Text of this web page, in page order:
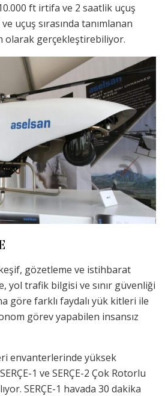
ft irtifa ve 2 saatlik uçuş
uçuş sırasında tanımlanan
olarak gerçekleştirebiliyor.
gözetleme ve istihbarat
yol trafik bilgisi ve sınır güvenliği
göre farklı faydalı yük kitleri ile
görev yapabilen insansız
envanterlerinde yüksek
1 ve SERÇE-2 Çok Rotorlu
SERÇE-1 havada 30 dakika